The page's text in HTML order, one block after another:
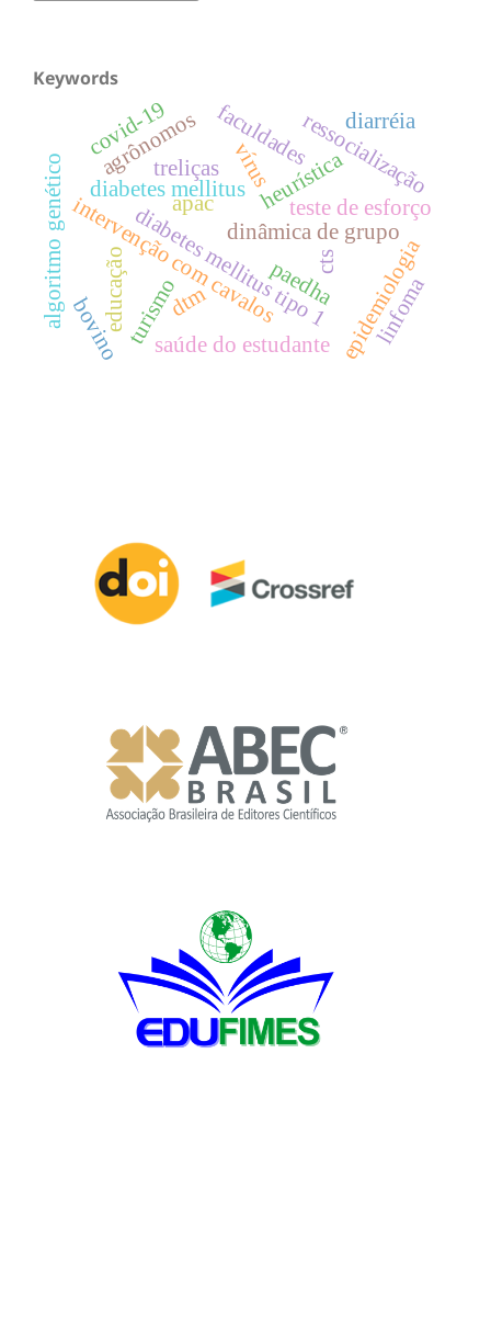
Keywords
paedha
dinâmica de grupo
intervenção com cavalos
diabetes mellitus
diabetes mellitus tipo 1epidemiologia
heurística
algoritmo genético treliças
agrônomos
educação
faculdades
teste de esforço
saúde do estudante
covid-19
cts
turismo
apac
ressocialização
linfoma
bovino
vírus
dtm
diarréia